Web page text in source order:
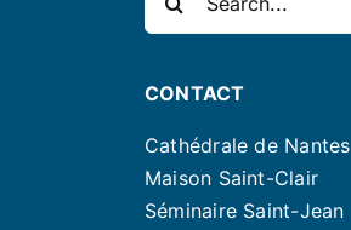
CONTACT
Cathédrale de Nantes
Maison Saint-Clair
Séminaire Saint-Jean